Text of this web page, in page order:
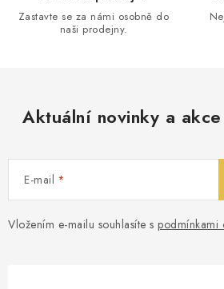
Zastavte se za námi osobně do
naši prodejny.
Aktuální novinky a
E-mail
Vložením e-mailu souhlasíte s podmínkami